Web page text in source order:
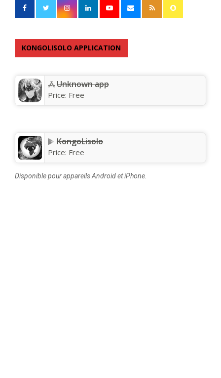
KONGOLISOLO APPLICATION
Unknown app
Price: Free
KongoLisolo
Price: Free
Disponible pour appareils Android et iPhone.